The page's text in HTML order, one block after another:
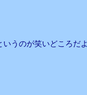
うのが笑いどころだ